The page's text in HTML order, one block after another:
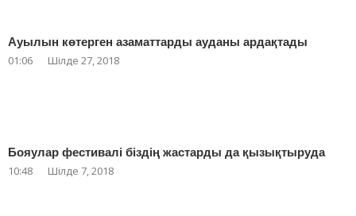
Ауылын көтерген азаматтарды ауданы ардақтады
01:06 Шілде 27, 2018
Бояулар фестивалі біздің жастарды да қызықтыруда
10:48 Шілде 7, 2018